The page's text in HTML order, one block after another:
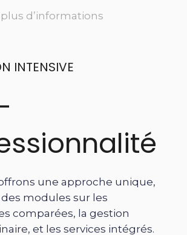
d’informations
INTENSIVE
une approche unique,
modules sur les
comparées, la gestion
et les services intégrés.